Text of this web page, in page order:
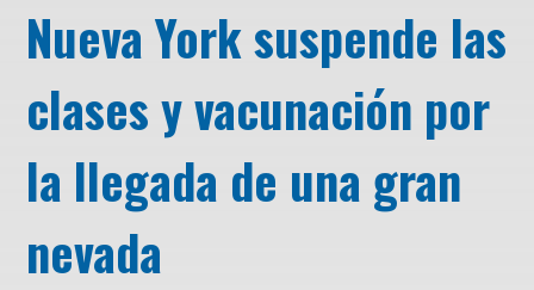
Nueva York suspende las
clases y vacunación por
la llegada de una gran
nevada